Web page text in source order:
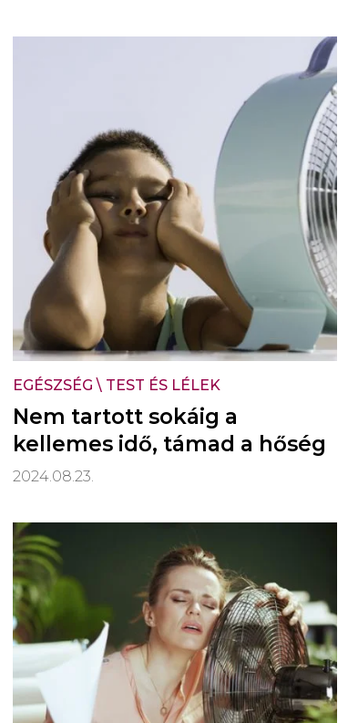
EGÉSZSÉG \ TEST ÉS LÉLEK
Nem tartott sokáig a
kellemes idő, támad a hőség
2024.08.23.